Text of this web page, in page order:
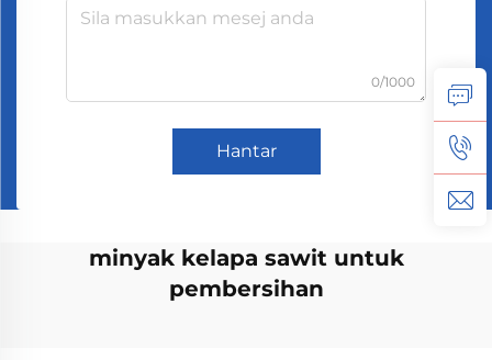
0/1000
Hantar
minyak kelapa sawit untuk
pembersihan